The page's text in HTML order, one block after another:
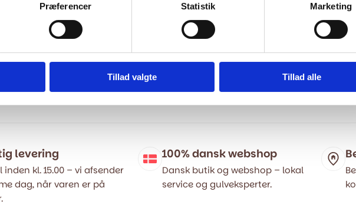
Præferencer Statistik Marketing
Tillad valgte Tillad alle
799,00
Den
oprindelige
pris
Den
aktuelle
pris
Den
pris
Den
pris
levering
inden kl. 15.00 – vi afsender
dag, når varen er på
100% dansk webshop
Dansk butik og webshop – lokal
service og gulveksperter.